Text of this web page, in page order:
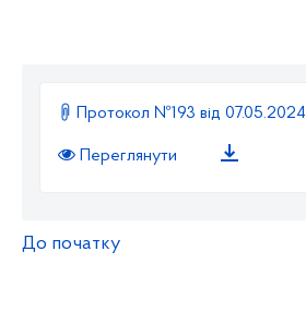
Протокол №193 від 07.05.2024
Переглянути
До початку